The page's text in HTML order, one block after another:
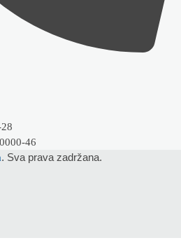
46
. Sva prava zadržana.